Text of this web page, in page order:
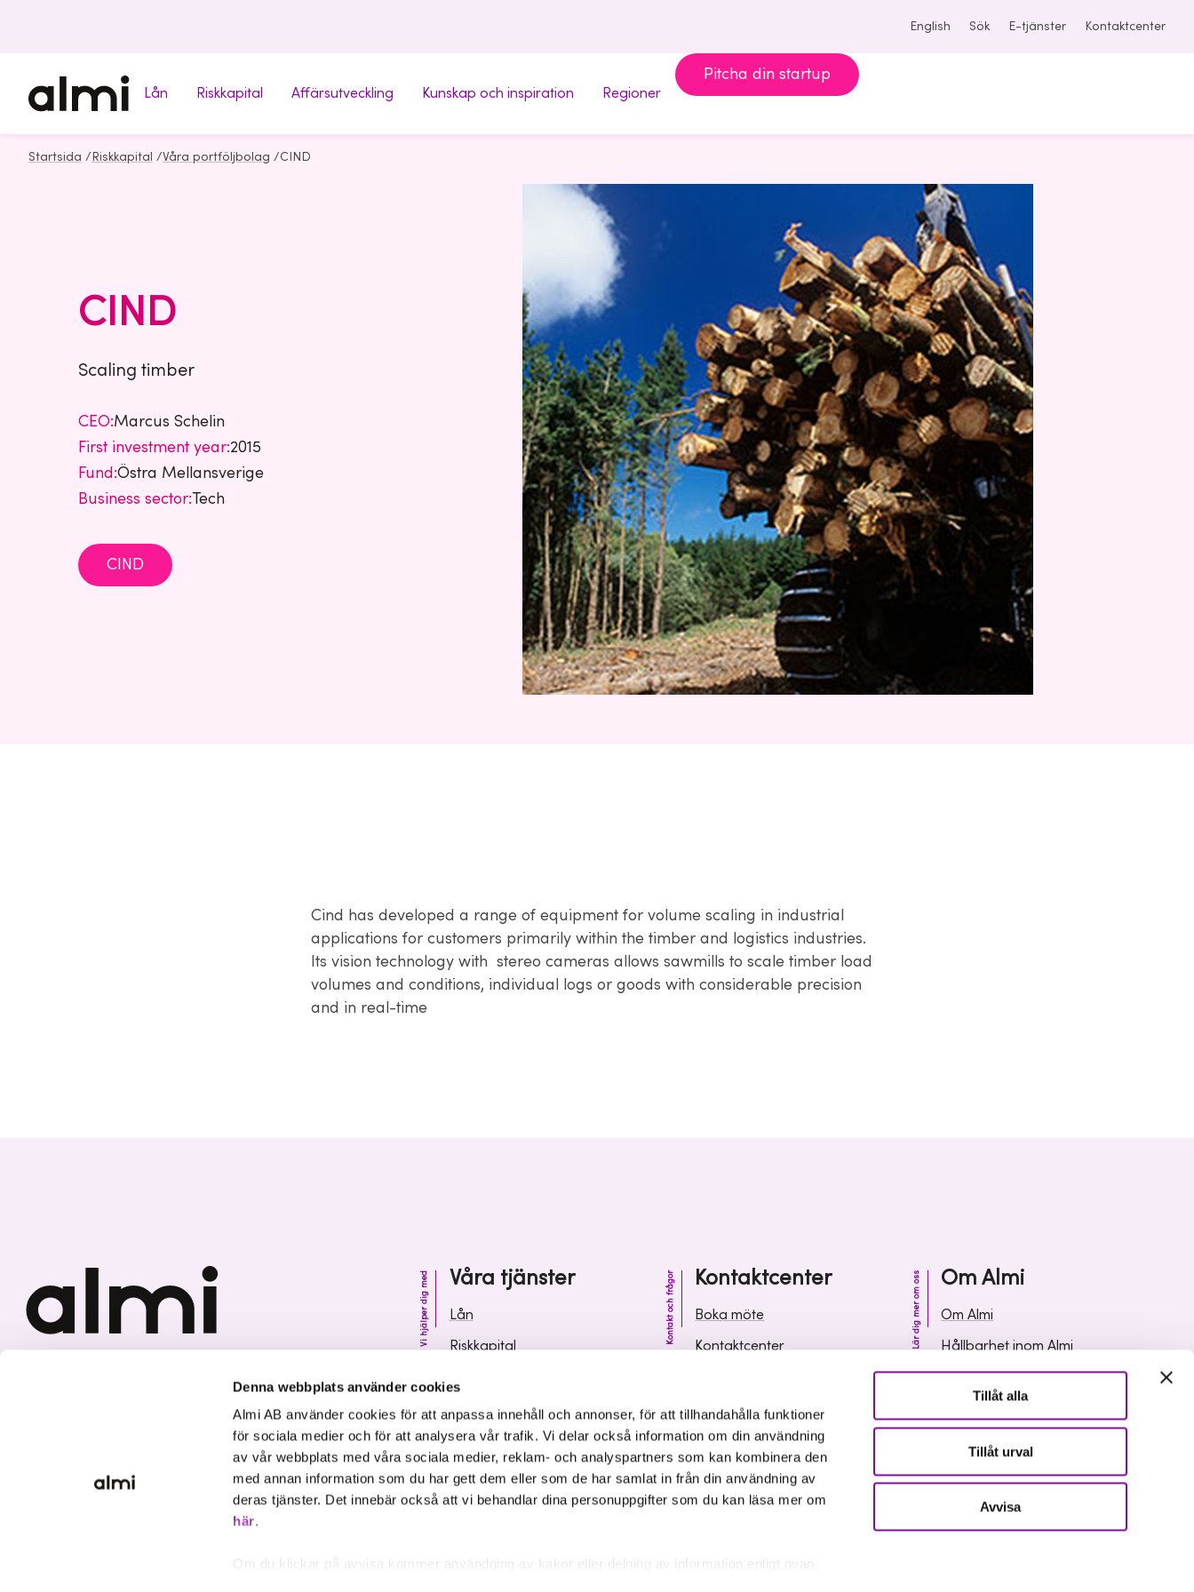
Denna webbplats använder cookies
Almi AB använder cookies för att anpassa innehåll och annonser, för att tillhandahålla funktioner
för sociala medier och för att analysera vår trafik. Vi delar också information om din användning
av vår webbplats med våra sociala medier, reklam- och analyspartners som kan kombinera den
med annan information som du har gett dem eller som de har samlat in från din användning av
deras tjänster. Det innebär också att vi behandlar dina personuppgifter som du kan läsa mer om
här.
Om du klickar på avvisa kommer användning av kakor eller delning av information enligt ovan,
Tillåt alla
Tillåt urval
Avvisa
English Sök E-tjänster Kontaktcenter
Lån Riskkapital Affärsutveckling Kunskap och inspiration Regioner
Pitcha din startup
Startsida / Riskkapital /Våra portföljbolag /CIND
CIND
Scaling timber
CEO:Marcus Schelin
First investment year:2015
Fund:Östra Mellansverige
Business sector:Tech
CIND
Cind has developed a range of equipment for volume scaling in industrial
applications for customers primarily within the timber and logistics industries.
Its vision technology with stereo cameras allows sawmills to scale timber load
volumes and conditions, individual logs or goods with considerable precision
and in real-time
Våra tjänster
Vi hjälper dig med
Lån
Riskkapital
Kunskap och inspiration
Kontaktcenter
Kontakt och frågor
Boka möte
Kontaktcenter
Leverantörsinformation
Om Almi
Lär dig mer om oss
Om Almi
Hållbarhet inom Almi
Organisation
Media och press